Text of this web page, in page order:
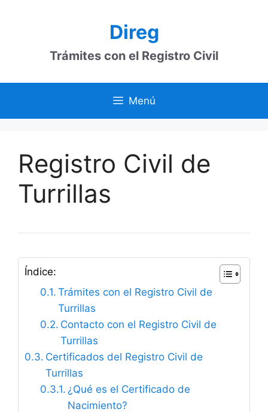
Direg
Trámites con el Registro Civil
Menú
Registro Civil de
Turrillas
Índice:
Trámites con el Registro Civil de
Turrillas
Contacto con el Registro Civil de
Turrillas
Certificados del Registro Civil de
Turrillas
¿Qué es el Certificado de
Nacimiento?